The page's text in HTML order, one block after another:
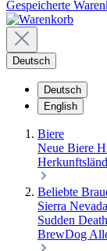
Gespeicherte
Deutsch
Deutsch
English
Biere
Neue Biere
Beliebte
Sierra Nevada
Sudden Death
BrewDog